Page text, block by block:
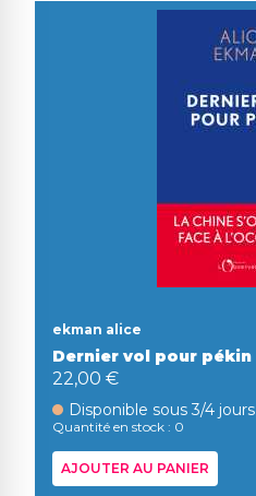
ekman alice
Dernier vol pour pékin
22,00 €
Disponible sous 3/4 jours
Quantité en stock : 0
AJOUTER AU PANIER